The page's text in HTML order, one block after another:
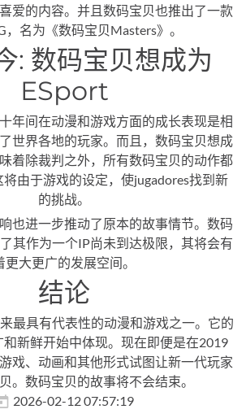
爱的内容。并且数码宝贝也推出了一款
，名为《数码宝贝Masters》。
: 数码宝贝想成为
ESport
年间在动漫和游戏方面的成长表现是相
世界各地的玩家。而且，数码宝贝想成
着除裁判之外，所有数码宝贝的动作都
由于游戏的设定，使jugadores找到新
的挑战。
也进一步推动了原本的故事情节。数码
其作为一个IP尚未到达极限，其将会有
更大更广的发展空间。
结论
最具有代表性的动漫和游戏之一。它的
新鲜开始中体现。现在即便是在2019
戏、动画和其他形式试图让新一代玩家
。数码宝贝的故事将不会结束。
2026-02-12 07:57:19